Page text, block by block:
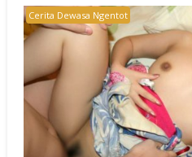
Cerita Dewasa Ngentot